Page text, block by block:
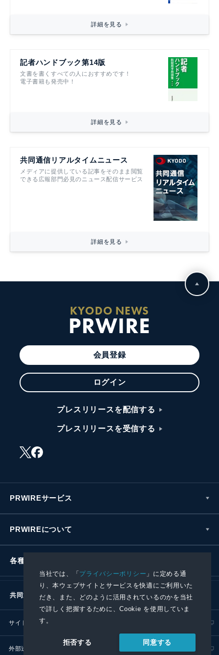
当社では、「プライバシーポリシー 」に定める通
り、本ウェブサイトとサービスを快適にご利用いた
だき、また、どのように活用されているのかを当社
で詳しく把握するために、Cookie を使用していま
す。
拒否する 同意する
詳細を見る
記者ハンドブック第14版
文書を書くすべての人におすすめです！
電子書籍も発売中！
詳細を見る
共同通信リアルタイムニュース
メディアに提供している記事をそのまま閲覧
できる広報部門必見のニュース配信サービス
詳細を見る
KYODO NEWS
PRWIRE
会員登録
ログイン
プレスリリースを配信する
プレスリリースを受信する
PRWIREサービス
PRWIREについて
各種お問い合わせ
共同通信社グループ
サイトポリシー
外部送信ポリシー プレスリリース取扱基準